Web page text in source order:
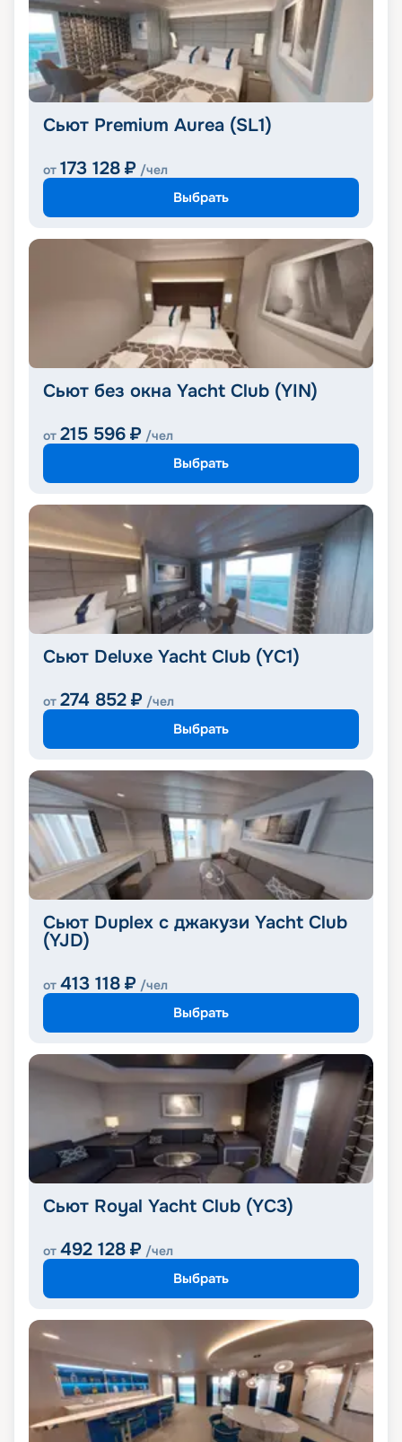
Сьют Premium Aurea (SL1)
от 173 128 ₽ /чел
Выбрать
Сьют без окна Yacht Club (YIN)
от 215 596 ₽ /чел
Выбрать
Сьют Deluxe Yacht Club (YC1)
от 274 852 ₽ /чел
Выбрать
Сьют Duplex с джакузи Yacht Club
(YJD)
от 413 118 ₽ /чел
Выбрать
Сьют Royal Yacht Club (YC3)
от 492 128 ₽ /чел
Выбрать